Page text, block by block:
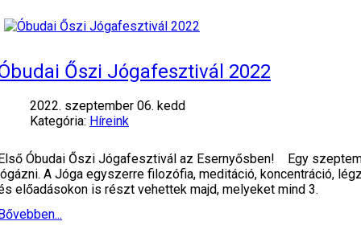
Őszi Jógafesztivál 2022
2022. szeptember 06. kedd
Kategória: Híreink
Óbudai Őszi Jógafesztivál az Esernyősben! Egy
A Jóga egyszerre filozófia, meditáció, koncentráció,
előadásokon is részt vehettek majd, melyeket mind 3.